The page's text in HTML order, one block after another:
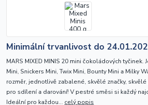
Minimální trvanlivost do
MARS MIXED MINIS 20 mini čokoládových tyčinek.
Mini, Snickers Mini, Twix Mini, Bounty Mini a Milky
rozměr, jednotlivě zabalené, skvělé značky,
pro sdílení a darování! V pestré směsi si každý
Ideální pro každou... celý popis